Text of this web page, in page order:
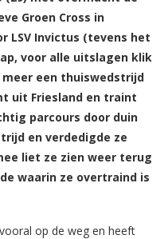
Groen Cross in
LSV Invictus (tevens het
voor alle uitslagen klik
een thuiswedstrijd
uit Friesland en traint
parcours door duin
en verdedigde ze
liet ze zien weer terug
waarin ze overtraind is
op de weg en heeft